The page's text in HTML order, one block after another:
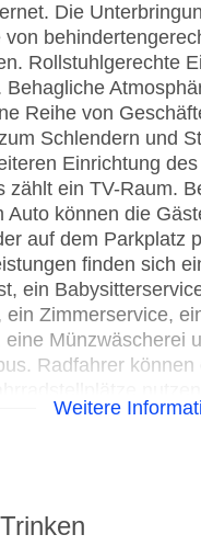
Die
Rollstuhlgerechte
Behagliche
Reihe von
Schlendern und
Einrichtung des
zählt ein TV-Raum.
Auto können die
auf dem Parkplatz
finden sich
ein
ein Zimmerservice,
Münzwäscherei
Radfahrer können
Geschäftstätigkeiten
11:00:00
Weitere